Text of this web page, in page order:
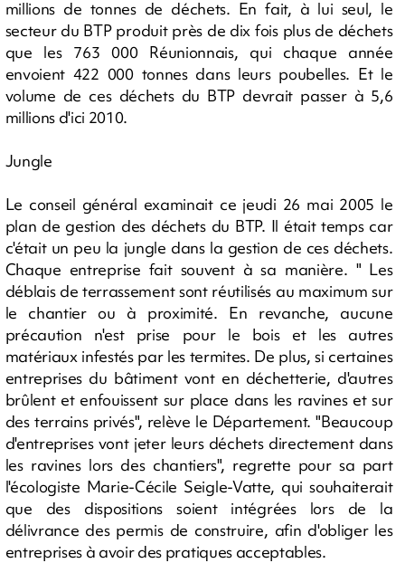
millions de tonnes de déchets. En fait, à lui seul, le
secteur du BTP produit près de dix fois plus de déchets
que les 763 000 Réunionnais, qui chaque année
envoient 422 000 tonnes dans leurs poubelles. Et le
volume de ces déchets du BTP devrait passer à 5,6
millions d'ici 2010.
Jungle
Le conseil général examinait ce jeudi 26 mai 2005 le
plan de gestion des déchets du BTP. Il était temps car
c'était un peu la jungle dans la gestion de ces déchets.
Chaque entreprise fait souvent à sa manière. " Les
déblais de terrassement sont réutilisés au maximum sur
le chantier ou à proximité. En revanche, aucune
précaution n'est prise pour le bois et les autres
matériaux infestés par les termites. De plus, si certaines
entreprises du bâtiment vont en déchetterie, d'autres
brûlent et enfouissent sur place dans les ravines et sur
des terrains privés", relève le Département. "Beaucoup
d'entreprises vont jeter leurs déchets directement dans
les ravines lors des chantiers", regrette pour sa part
l'écologiste Marie-Cécile Seigle-Vatte, qui souhaiterait
que des dispositions soient intégrées lors de la
délivrance des permis de construire, afin d'obliger les
entreprises à avoir des pratiques acceptables.